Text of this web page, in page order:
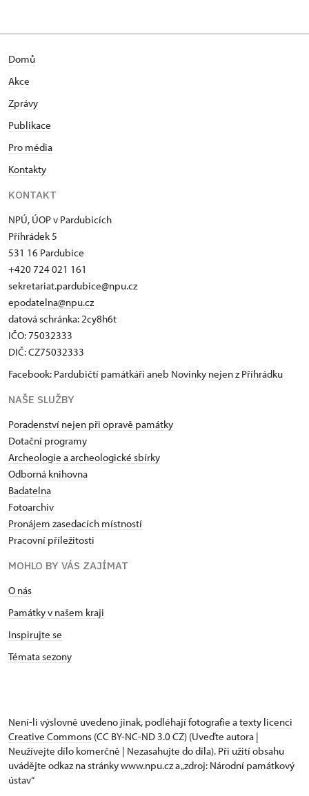
Domů
Akce
Zprávy
Publikace
Pro média
Kontakty
KONTAKT
NPÚ, ÚOP v Pardubicích
Příhrádek 5
531 16 Pardubice
+420 724 021 161
sekretariat.pardubice@npu.cz
epodatelna@npu.cz
datová schránka: 2cy8h6t​
IČO: 75032333
DIČ: CZ75032333
Facebook: Pardubičtí památkáři aneb Novinky nejen z Příhrádku
NAŠE SLUŽBY
Poradenství nejen při opravě památky
Dotační programy
Archeologie a archeologické sbírky
Odborná knihovna
Badatelna
Fotoarchiv
Pronájem zasedacích místností
Pracovní příležitosti
MOHLO BY VÁS ZAJÍMAT
O nás
Památky v našem kraji
Inspirujte se
Témata sezony
Není-li výslovně uvedeno jinak, podléhají fotografie a texty licenci
Creative Commons (CC BY-NC-ND 3.0 CZ) (Uveďte autora |
Neužívejte dílo komerčně | Nezasahujte do díla). Při užití obsahu
uvádějte odkaz na stránky www.npu.cz a „zdroj: Národní památkový
ústav“